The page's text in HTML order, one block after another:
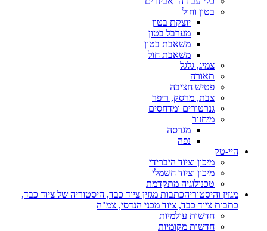
בטון וחול
יוצקת בטון
מערבל בטון
משאבת בטון
משאבת חול
צמיג, גלגל
תאורה
פטיש חציבה
צבת, מרסק, ריפר
גנרטורים ומדחסים
מיחזור
מגרסה
נפה
היי-טק
מיכון וציוד היברידי
מיכון וציוד חשמלי
טכנולוגיה מתקדמת
מגזין והיסטוריהכתבות מגזין ציוד כבד, היסטוריה של ציוד כבד,
כתבות ציוד כבד, ציוד מכני הנדסי, צמ"ה
חדשות עולמיות
חדשות מקומיות